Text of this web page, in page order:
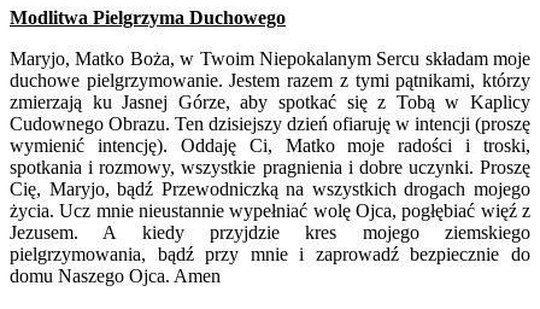
Modlitwa Pielgrzyma Duchowego
Maryjo, Matko Boża, w Twoim Niepokalanym Sercu składam moje
duchowe pielgrzymowanie. Jestem razem z tymi pątnikami, którzy
zmierzają ku Jasnej Górze, aby spotkać się z Tobą w Kaplicy
Cudownego Obrazu. Ten dzisiejszy dzień ofiaruję w intencji (proszę
wymienić intencję). Oddaję Ci, Matko moje radości i troski,
spotkania i rozmowy, wszystkie pragnienia i dobre uczynki. Proszę
Cię, Maryjo, bądź Przewodniczką na wszystkich drogach mojego
życia. Ucz mnie nieustannie wypełniać wolę Ojca, pogłębiać więź z
Jezusem. A kiedy przyjdzie kres mojego ziemskiego
pielgrzymowania, bądź przy mnie i zaprowadź bezpiecznie do
domu Naszego Ojca. Amen